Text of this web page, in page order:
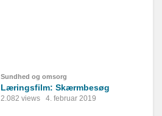
Sundhed og omsorg
Læringsfilm: Skærmbesøg
2.082 views 4. februar 2019